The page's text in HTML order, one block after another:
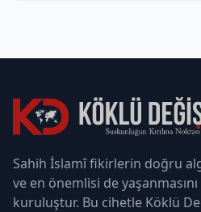
Sahih İslamî fikirlerin doğru
ve en önemlisi de
kuruluştur. Bu cihetle Köklü